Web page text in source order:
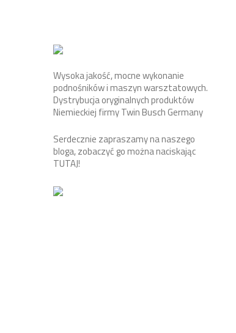
Wysoka jakość, mocne wykonanie
podnośników i maszyn warsztatowych.
Dystrybucja oryginalnych produktów
Niemieckiej firmy Twin Busch Germany
Serdecznie zapraszamy na naszego
bloga, zobaczyć go można naciskając
TUTAJ!